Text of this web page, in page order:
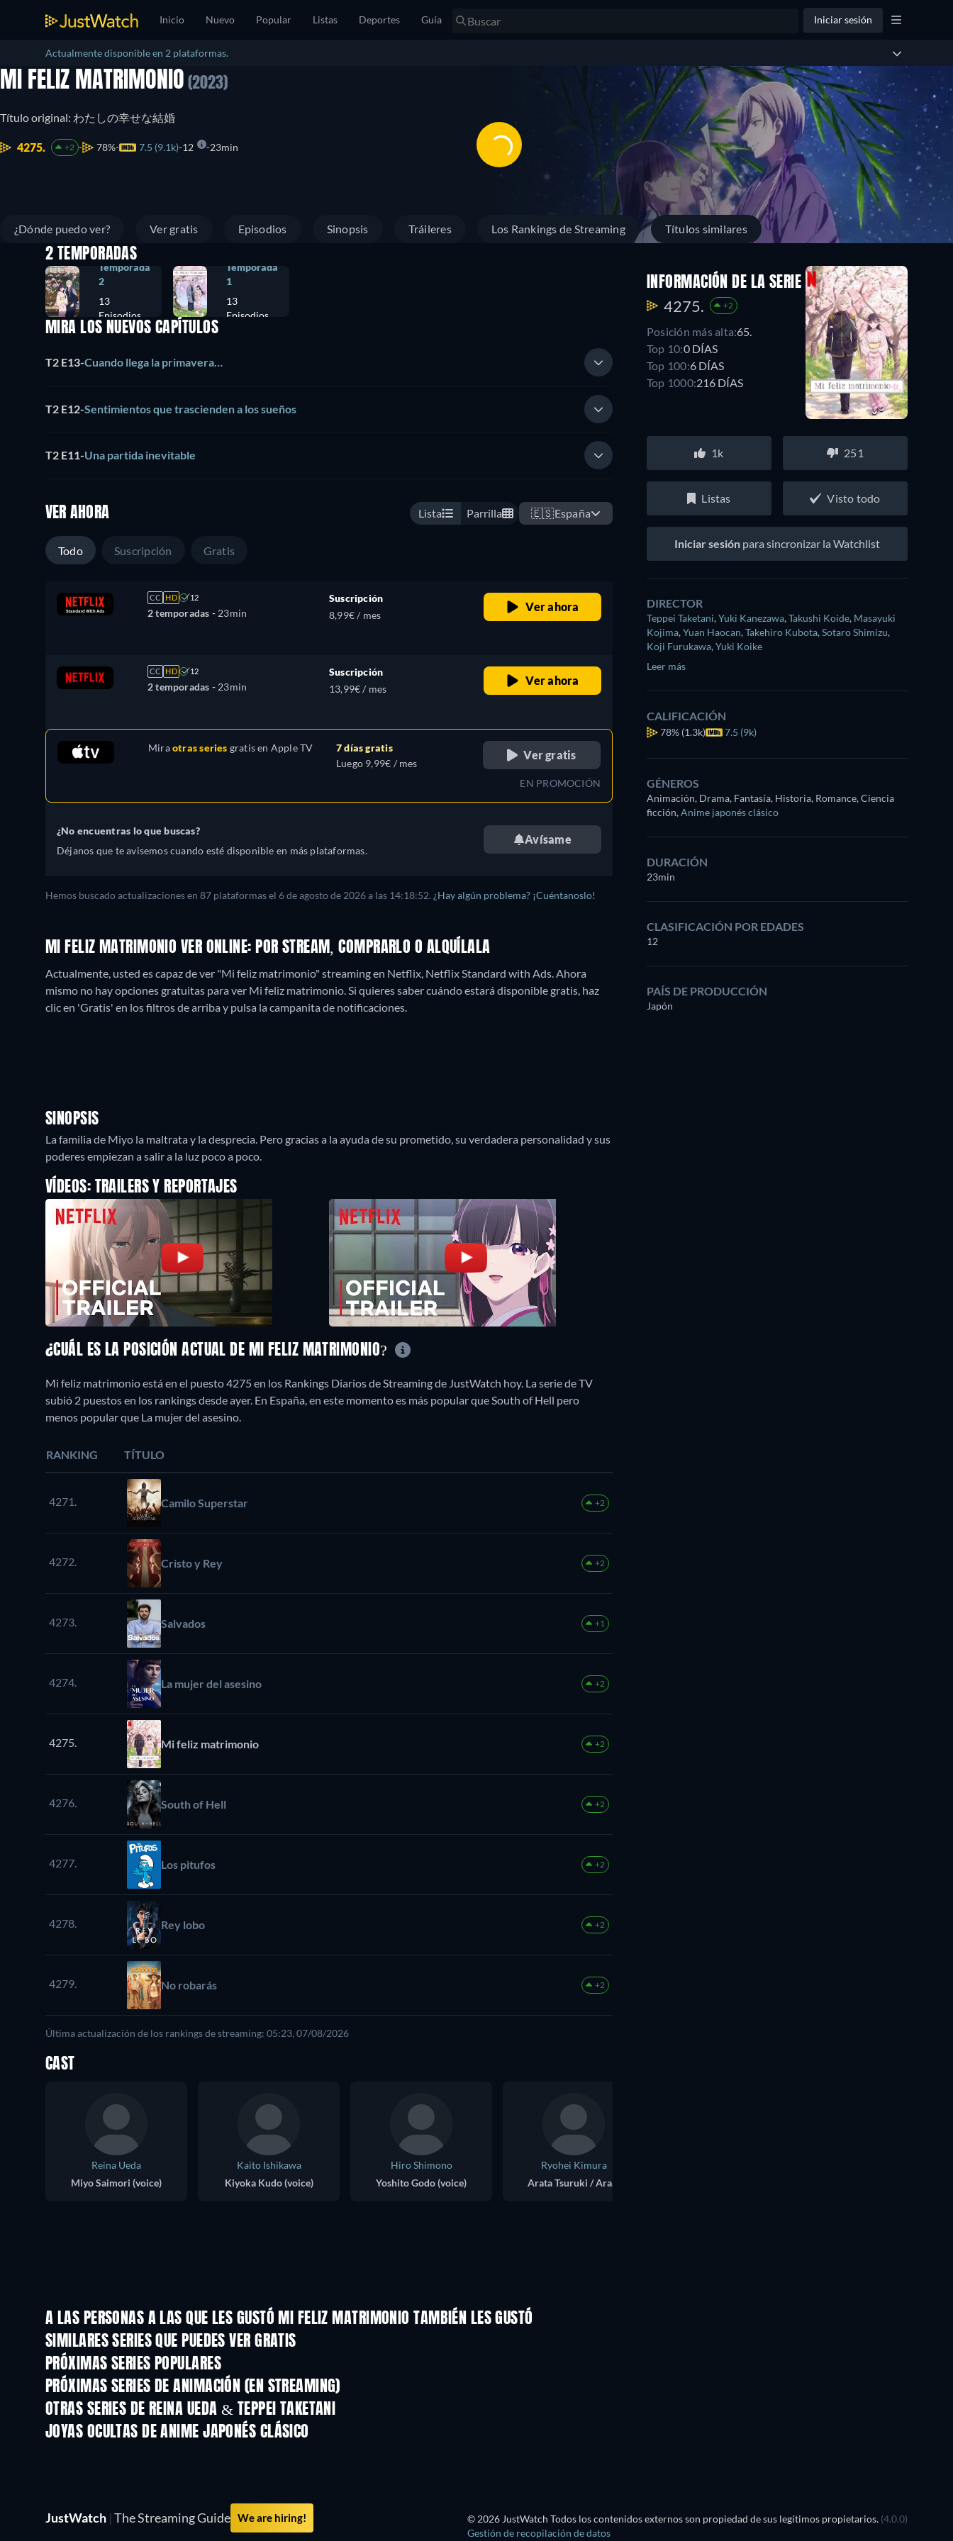
Inicio Nuevo Popular Listas Deportes Guía Iniciar sesión
Actualmente disponible en 2 plataformas.
MI FELIZ MATRIMONIO (2023)
Título original: わたしの幸せな結婚
4275. +2 78% 7.5 (9.1k) 12 23min
¿Dónde puedo ver? Ver gratis Episodios Sinopsis Tráileres Los Rankings de Streaming Títulos similares
2 TEMPORADAS
Temporada
2
13
Episodios
Temporada
1
13
Episodios
MIRA LOS NUEVOS CAPÍTULOS
T2 E13-Cuando llega la primavera…
T2 E12-Sentimientos que trascienden a los sueños
T2 E11-Una partida inevitable
VER AHORA Lista Parrilla 🇪🇸España
Todo Suscripción Gratis
CC HD 12
2 temporadas - 23min
Suscripción
8,99€ / mes
Ver ahora
CC HD 12
2 temporadas - 23min
Suscripción
13,99€ / mes
Ver ahora
Miraotras series gratis en Apple TV
7 días gratis
Luego 9,99€ / mes
Ver gratis
EN PROMOCIÓN
¿No encuentras lo que buscas?
Déjanos que te avisemos cuando esté disponible en más plataformas.
Avísame
Hemos buscado actualizaciones en 87 plataformas el 6 de agosto de 2026a las 14:18:52. ¿Hay algún problema? ¡Cuéntanoslo!
MI FELIZ MATRIMONIO VER ONLINE: POR STREAM, COMPRARLO O ALQUÍLALA
Actualmente, usted es capaz de ver "Mi feliz matrimonio" streaming en Netflix, Netflix Standard with Ads. Ahora
mismo no hay opciones gratuitas para ver Mi feliz matrimonio. Si quieres saber cuándo estará disponible gratis, haz
clic en 'Gratis' en los filtros de arriba y pulsa la campanita de notificaciones.
SINOPSIS
La familia de Miyo la maltrata y la desprecia. Pero gracias a la ayuda de su prometido, su verdadera personalidad y sus
poderes empiezan a salir a la luz poco a poco.
VÍDEOS: TRAILERS Y REPORTAJES
INFORMACIÓN DE LA SERIE
4275. +2
Posición más alta:65.
Top 10:0 DÍAS
Top 100:6 DÍAS
Top 1000:216 DÍAS
1k 251
Listas Visto todo
Iniciar sesión para sincronizar la Watchlist
DIRECTOR
Teppei Taketani,Yuki Kanezawa,Takushi Koide, Masayuki
Kojima,Yuan Haocan,Takehiro Kubota,Sotaro Shimizu,
Koji Furukawa,Yuki Koike
Leer más
CALIFICACIÓN
78% (1.3k) 7.5 (9k)
GÉNEROS
Animación, Drama, Fantasía, Historia, Romance, Ciencia
ficción,Anime japonés clásico
DURACIÓN
23min
CLASIFICACIÓN POR EDADES
12
PAÍS DE PRODUCCIÓN
Japón
¿CUÁL ES LA POSICIÓN ACTUAL DE MI FELIZ MATRIMONIO?
Mi feliz matrimonio está en el puesto 4275 en los Rankings Diarios de Streaming de JustWatch hoy. La serie de TV
subió 2 puestos en los rankings desde ayer. En España, en este momento es más popular que South of Hell pero
menos popular que La mujer del asesino.
RANKING TÍTULO
4271. Camilo Superstar +2
4272. Cristo y Rey +2
4273. Salvados +1
4274. La mujer del asesino +2
4275. Mi feliz matrimonio +2
4276. South of Hell +2
4277. Los pitufos +2
4278. Rey lobo +2
4279. No robarás +2
Última actualización de los rankings de streaming: 05:23, 07/08/2026
CAST
Reina Ueda
Miyo Saimori (voice)
Kaito Ishikawa
Kiyoka Kudo (voice)
Hiro Shimono
Yoshito Godo (voice)
Ryohei Kimura
Arata Tsuruki / Arata Usuba (voice)
A LAS PERSONAS A LAS QUE LES GUSTÓ MI FELIZ MATRIMONIO TAMBIÉN LES GUSTÓ
TV TV TV
SIMILARES SERIES QUE PUEDES VER GRATIS
PRÓXIMAS SERIES POPULARES
TV
PRÓXIMAS SERIES DE ANIMACIÓN (EN STREAMING)
Temporada 2 Temporada 2
OTRAS SERIES DE REINA UEDA & TEPPEI TAKETANI
TV TV
JOYAS OCULTAS DE ANIME JAPONÉS CLÁSICO
TV
JustWatch | The Streaming Guide We are hiring! © 2026 JustWatch Todos los contenidos externos son propiedad de sus legítimos propietarios. (4.0.0)
Gestión de recopilación de datos